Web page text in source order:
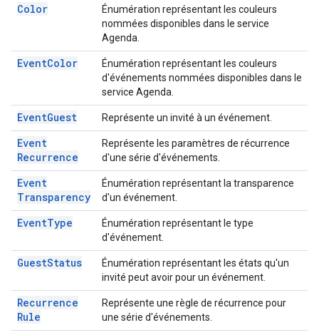
Color
Énumération représentant les couleurs
nommées disponibles dans le service
Agenda.
EventColor
Énumération représentant les couleurs
d'événements nommées disponibles dans le
service Agenda.
EventGuest Représente un invité à un événement.
Event
Recurrence
Représente les paramètres de récurrence
d'une série d'événements.
Event
Transparency
Énumération représentant la transparence
d'un événement.
EventType
Énumération représentant le type
d'événement.
GuestStatus
Énumération représentant les états qu'un
invité peut avoir pour un événement.
Recurrence
Rule
Représente une règle de récurrence pour
une série d'événements.